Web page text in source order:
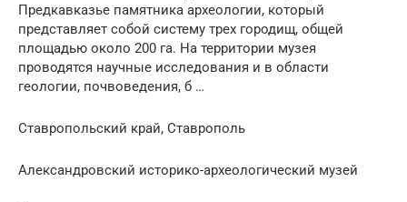
Предкавказье памятника археологии, который
представляет собой систему трех городищ, общей
площадью около 200 га. На территории музея
проводятся научные исследования и в области
геологии, почвоведения, б …
Ставропольский край, Ставрополь
Александровский историко-археологический музей